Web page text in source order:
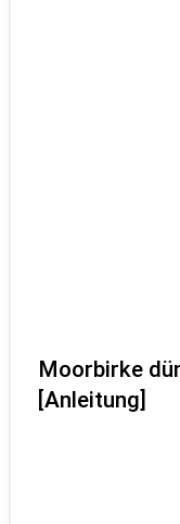
Moorbirke
[Anleitung]